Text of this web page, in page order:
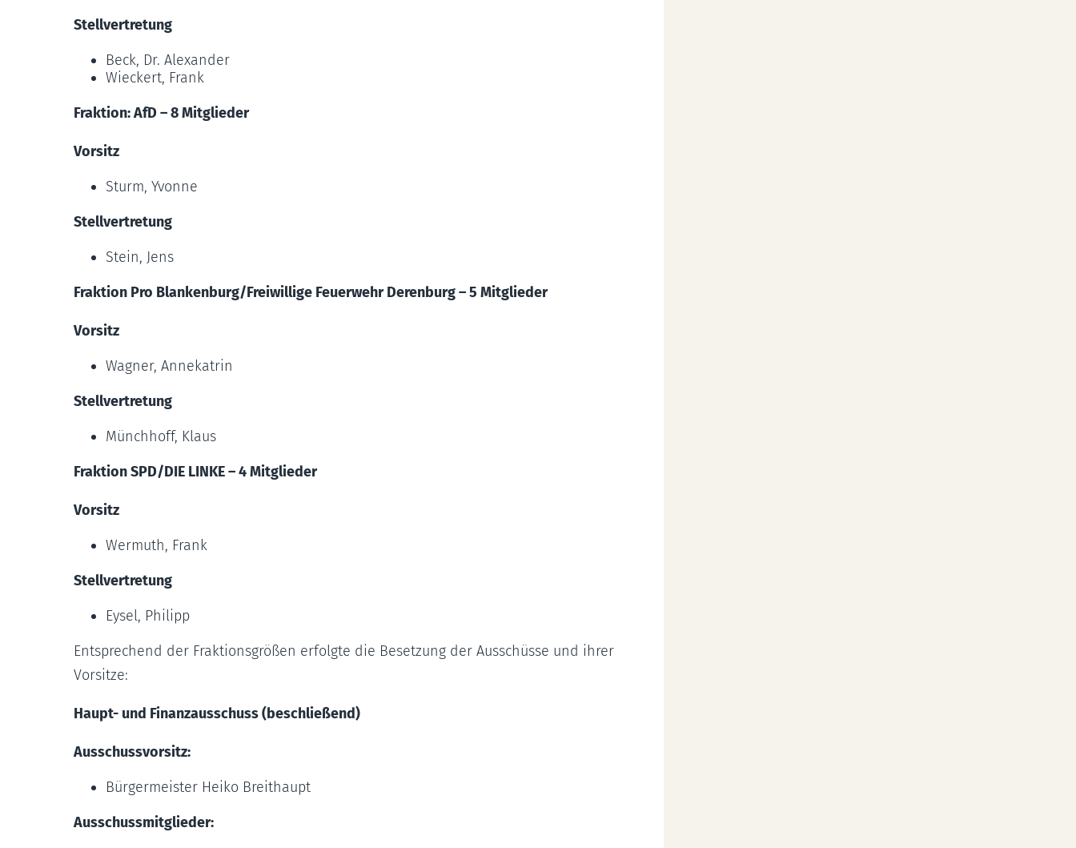
Stellvertretung
Beck, Dr. Alexander
Wieckert, Frank
Fraktion: AfD – 8 Mitglieder
Vorsitz
Sturm, Yvonne
Stellvertretung
Stein, Jens
Fraktion Pro Blankenburg/Freiwillige Feuerwehr Derenburg – 5 Mitglieder
Vorsitz
Wagner, Annekatrin
Stellvertretung
Münchhoff, Klaus
Fraktion SPD/DIE LINKE – 4 Mitglieder
Vorsitz
Wermuth, Frank
Stellvertretung
Eysel, Philipp
Entsprechend der Fraktionsgrößen erfolgte die Besetzung der Ausschüsse und ihrer
Vorsitze:
Haupt- und Finanzausschuss (beschließend)
Ausschussvorsitz:
Bürgermeister Heiko Breithaupt
Ausschussmitglieder: